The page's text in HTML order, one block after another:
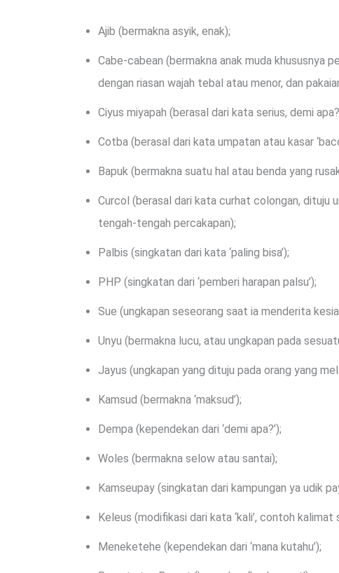
Ajib (bermakna asyik, enak);
Cabe-cabean (bermakna anak muda khususnya
dengan riasan wajah tebal atau menor, dan
Ciyus miyapah (berasal dari kata serius, demi
Cotba (berasal dari kata umpatan atau kasar
Bapuk (bermakna suatu hal atau benda yang
Curcol (berasal dari kata curhat colongan, dituju
tengah-tengah percakapan);
Palbis (singkatan dari kata ‘paling bisa’);
PHP (singkatan dari ‘pemberi harapan palsu’);
Sue (ungkapan seseorang saat ia menderita
Unyu (bermakna lucu, atau ungkapan pada
Jayus (ungkapan yang dituju pada orang yang
Kamsud (bermakna ‘maksud’);
Dempa (kependekan dari ‘demi apa?’);
Woles (bermakna selow atau santai);
Kamseupay (singkatan dari kampungan ya udik
Keleus (modifikasi dari kata ‘kali’, contoh kalimat
Meneketehe (kependekan dari ‘mana kutahu’);